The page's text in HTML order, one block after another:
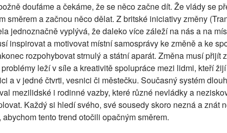
doufáme a čekáme, že se něco začne dít. Že vlády se
směrem a začnou něco dělat. Z britské iniciativy změny
jednoznačně vyplývá, že daleko více záleží na nás a na
inspirovat a motivovat místní samosprávy ke změně a ke
rozpohybovat strnulý a státní aparát. Změna musí přijít
leží v síle a kreativitě spolupráce mezi lidmi, kteří
a v jedné čtvrti, vesnici či městečku. Současný systém
mezilidské i rodinné vazby, které různé nevládky a
Každý si hledí svého, své sousedy skoro nezná a znát
abychom tento trend otočili opačným směrem.